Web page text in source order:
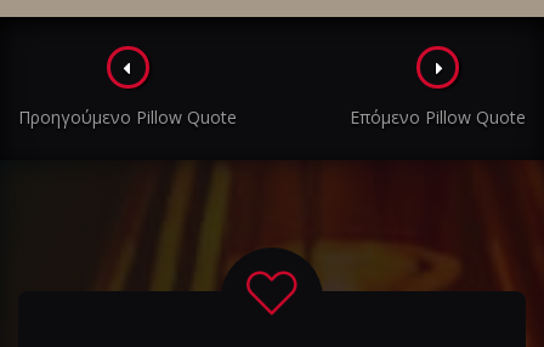
Πλοήγηση
στα
άρθρα
Προηγούμενο Pillow Quote Επόμενο Pillow Quote